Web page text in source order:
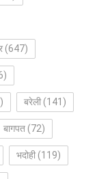
(647)
बरेली(141)
बागपत(72)
भदोही(119)